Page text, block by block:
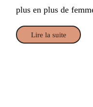
plus en plus de
Lire la suite